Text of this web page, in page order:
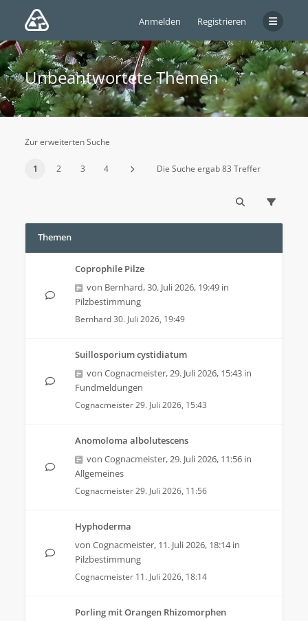
Anmelden Registrieren
Unbeantwortete Themen
Zur erweiterten Suche
1 2 3 4 Die Suche ergab 83 Treffer
Themen
Coprophile Pilze
von Bernhard,30. Juli 2026, 19:49 in
Pilzbestimmung
Bernhard30. Juli 2026, 19:49
Suillosporium cystidiatum
von Cognacmeister,29. Juli 2026, 15:43 in
Fundmeldungen
Cognacmeister29. Juli 2026, 15:43
Anomoloma albolutescens
von Cognacmeister,29. Juli 2026, 11:56 in
Allgemeines
Cognacmeister29. Juli 2026, 11:56
Hyphoderma
von Cognacmeister, 11. Juli 2026, 18:14in
Pilzbestimmung
Cognacmeister 11. Juli 2026, 18:14
Porling mit Orangen Rhizomorphen